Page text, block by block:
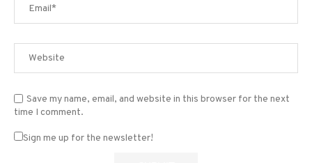
time I comment.